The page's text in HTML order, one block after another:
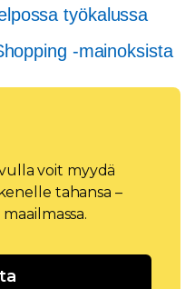
työkalussa
-mainoksista
voit myydä
tahansa –